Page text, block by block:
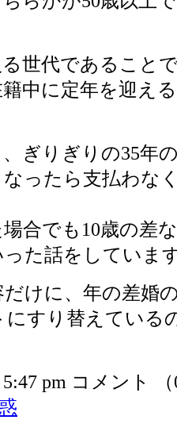
世代であること
中に定年を迎え
ぎりぎりの35年
ったら支払わな
合でも10歳の差
た話をしていま
けに、年の差婚
にすり替えている
pm コメント